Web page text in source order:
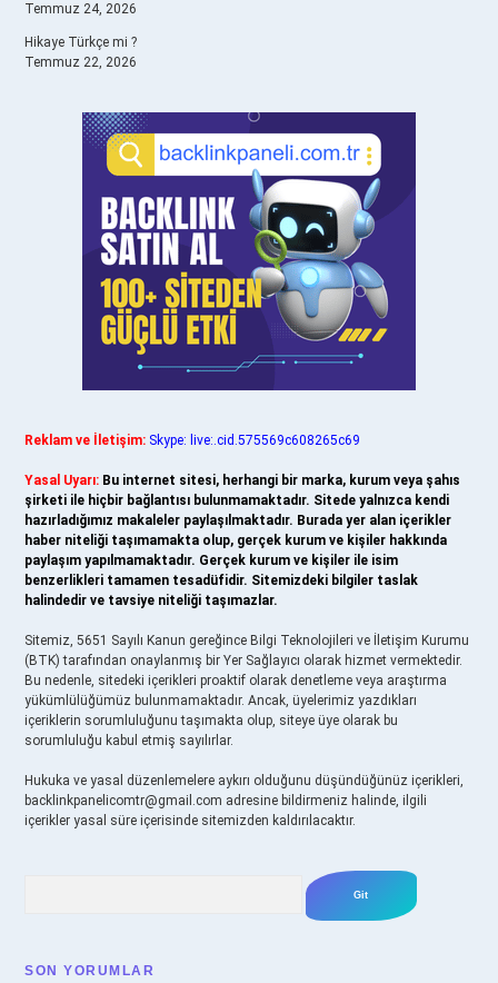
Temmuz 24, 2026
Hikaye Türkçe mi ?
Temmuz 22, 2026
Reklam ve İletişim: Skype: live:.cid.575569c608265c69
Yasal Uyarı: Bu internet sitesi, herhangi bir marka, kurum veya şahıs
şirketi ile hiçbir bağlantısı bulunmamaktadır. Sitede yalnızca kendi
hazırladığımız makaleler paylaşılmaktadır. Burada yer alan içerikler
haber niteliği taşımamakta olup, gerçek kurum ve kişiler hakkında
paylaşım yapılmamaktadır. Gerçek kurum ve kişiler ile isim
benzerlikleri tamamen tesadüfidir. Sitemizdeki bilgiler taslak
halindedir ve tavsiye niteliği taşımazlar.
Sitemiz, 5651 Sayılı Kanun gereğince Bilgi Teknolojileri ve İletişim Kurumu
(BTK) tarafından onaylanmış bir Yer Sağlayıcı olarak hizmet vermektedir.
Bu nedenle, sitedeki içerikleri proaktif olarak denetleme veya araştırma
yükümlülüğümüz bulunmamaktadır. Ancak, üyelerimiz yazdıkları
içeriklerin sorumluluğunu taşımakta olup, siteye üye olarak bu
sorumluluğu kabul etmiş sayılırlar.
Hukuka ve yasal düzenlemelere aykırı olduğunu düşündüğünüz içerikleri,
backlinkpanelicomtr@gmail.com adresine bildirmeniz halinde, ilgili
içerikler yasal süre içerisinde sitemizden kaldırılacaktır.
SON YORUMLAR